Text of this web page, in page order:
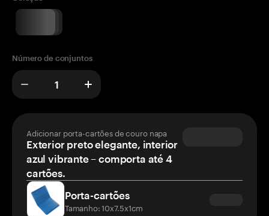
Número de conjuntos
Adicionar porta-cartões de couro napa
Exterior preto elegante, interior
azul vibrante – comporta até 4
cartões.
Porta-cartões
Tamanho: 10x7.5x1cm